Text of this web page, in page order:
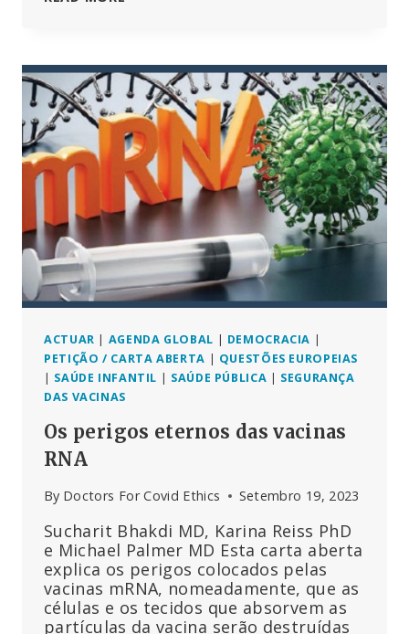
O
HPV
ANUNCIADAS
NA
EUROPA
–
CHEGOU
A
ALTURA
DE
OS
PAIS
SE
ACTUAR | AGENDA GLOBAL | DEMOCRACIA |
PETIÇÃO / CARTA ABERTA | QUESTÕES EUROPEIAS
| SAÚDE INFANTIL | SAÚDE PÚBLICA | SEGURANÇA
DAS VACINAS
Os perigos eternos das vacinas
RNA
By Doctors For Covid Ethics Setembro 19, 2023
Sucharit Bhakdi MD, Karina Reiss PhD
e Michael Palmer MD Esta carta aberta
explica os perigos colocados pelas
vacinas mRNA, nomeadamente, que as
células e os tecidos que absorvem as
partículas da vacina serão destruídas